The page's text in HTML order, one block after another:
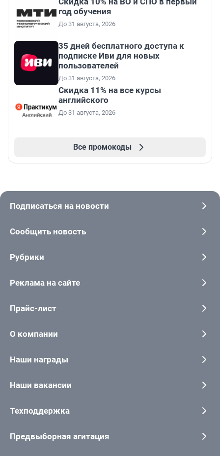
год обучения
До 31 августа, 2026
35 дней бесплатного доступа к
подписке Иви для новых
пользователей
До 31 августа, 2026
Скидка 11% на все курсы
английского
До 31 августа, 2026
Все промокоды
Подписаться на новости
Сообщить новость
Рубрики
Реклама на сайте
Прайс-лист
О компании
Наши награды
Наши вакансии
Техподдержка
Предвыборная агитация